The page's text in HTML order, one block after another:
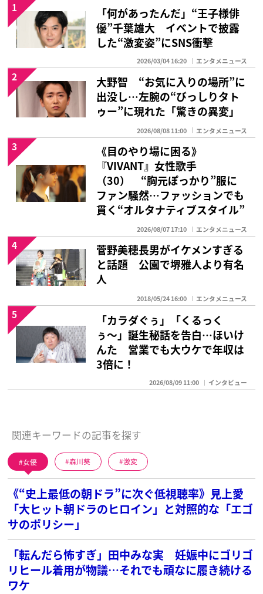
「何があったんだ」“王子様俳
優”千葉雄大 イベントで披露
した“激変姿”にSNS衝撃
2026/03/04 16:20 エンタメニュース
1
大野智 “お気に入りの場所”に
出没し…左腕の“びっしりタト
ゥー”に現れた「驚きの異変」
2026/08/08 11:00 エンタメニュース
2
《目のやり場に困る》
『VIVANT』女性歌手
（30） “胸元ぽっかり”服に
ファン騒然…ファッションでも
貫く“オルタナティブスタイル”
2026/08/07 17:10 エンタメニュース
3
菅野美穂長男がイケメンすぎる
と話題 公園で堺雅人より有名
人
2018/05/24 16:00 エンタメニュース
4
「カラダぐぅ」「くるっく
ぅ〜」誕生秘話を告白…ほいけ
んた 営業でも大ウケで年収は
3倍に！
2026/08/09 11:00 インタビュー
5
関連キーワードの記事を探す
女優 森川葵 激変
《“史上最低の朝ドラ”に次ぐ低視聴率》見上愛
「大ヒット朝ドラのヒロイン」と対照的な「エゴ
サのポリシー」
「転んだら怖すぎ」田中みな実 妊娠中にゴリゴ
リヒール着用が物議…それでも頑なに履き続ける
ワケ